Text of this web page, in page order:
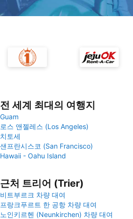
전 세계 최대의 여행지
Guam
로스 앤젤레스 (Los Angeles)
치토세
샌프란시스코 (San Francisco)
Hawaii - Oahu Island
근처 트리어 (Trier)
비트부르크 차량 대여
프랑크푸르트 한 공항 차량 대여
노인키르헨 (Neunkirchen) 차량 대여